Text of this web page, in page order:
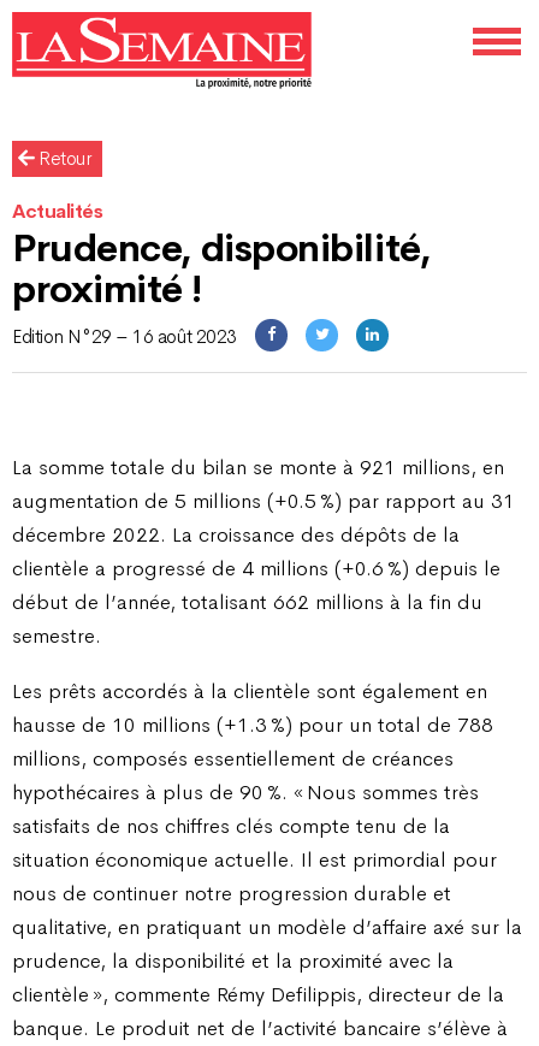
Retour
Actualités
Prudence, disponibilité,
proximité !
Edition N°29 – 16 août 2023
La somme totale du bilan se monte à 921 millions, en
augmentation de 5 millions (+0.5 %) par rapport au 31
décembre 2022. La croissance des dépôts de la
clientèle a progressé de 4 millions (+0.6 %) depuis le
début de l’année, totalisant 662 millions à la fin du
semestre.
Les prêts accordés à la clientèle sont également en
hausse de 10 millions (+1.3 %) pour un total de 788
millions, composés essentiellement de créances
hypothécaires à plus de 90 %. « Nous sommes très
satisfaits de nos chiffres clés compte tenu de la
situation économique actuelle. Il est primordial pour
nous de continuer notre progression durable et
qualitative, en pratiquant un modèle d’affaire axé sur la
prudence, la disponibilité et la proximité avec la
clientèle », commente Rémy Defilippis, directeur de la
banque. Le produit net de l’activité bancaire s’élève à